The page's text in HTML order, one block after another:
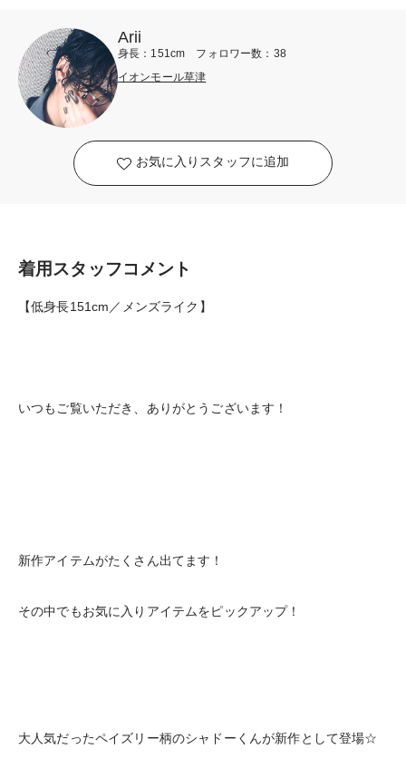
Arii
身長：151cm フォロワー数：38
イオンモール草津
お気に入りスタッフに追加
着用スタッフコメント
【低身長151cm／メンズライク】
いつもご覧いただき、ありがとうございます！
新作アイテムがたくさん出てます！
その中でもお気に入りアイテムをピックアップ！
大人気だったペイズリー柄のシャドーくんが新作として登場☆